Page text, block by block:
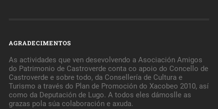
AGRADECIMENTOS
As actividades que ven desevolvendo a Asociación Amigos
do Patrimonio de Castroverde conta co apoio do Concello de
Castroverde e sobre todo, da Consellería de Cultura e
Turismo a través do Plan de Promoción do Xacobeo 2010, así
como da Deputación de Lugo. A todos eles dámoslle as
grazas pola súa colaboración e axuda.